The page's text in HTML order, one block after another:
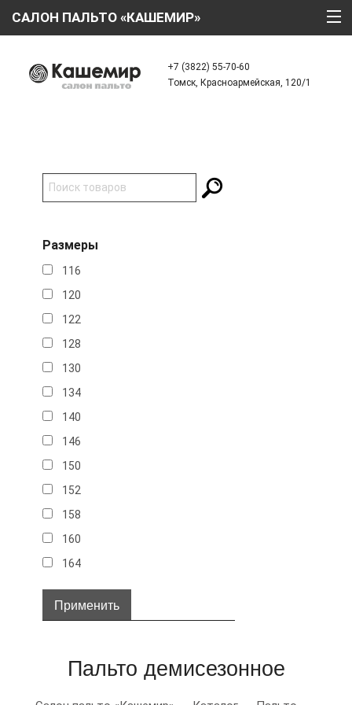
+7 (3822) 55-70-60
Томск, Красноармейская, 120/1
САЛОН ПАЛЬТО «КАШЕМИР»
О КОМПАНИИ
АКЦИИ
КОНТАКТЫ
Размеры
116
120
122
128
130
134
140
146
150
152
158
160
164
32
34
38
Пальто демисезонное